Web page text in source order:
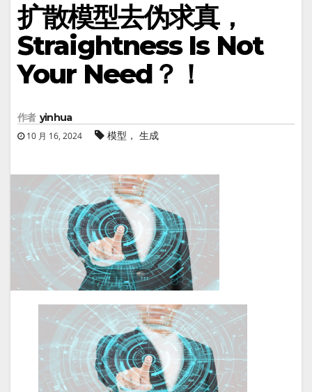
扩散模型去伪求真，
Straightness Is Not
Your Need？！
作者 yinhua
10 月 16, 2024 模型， 生成